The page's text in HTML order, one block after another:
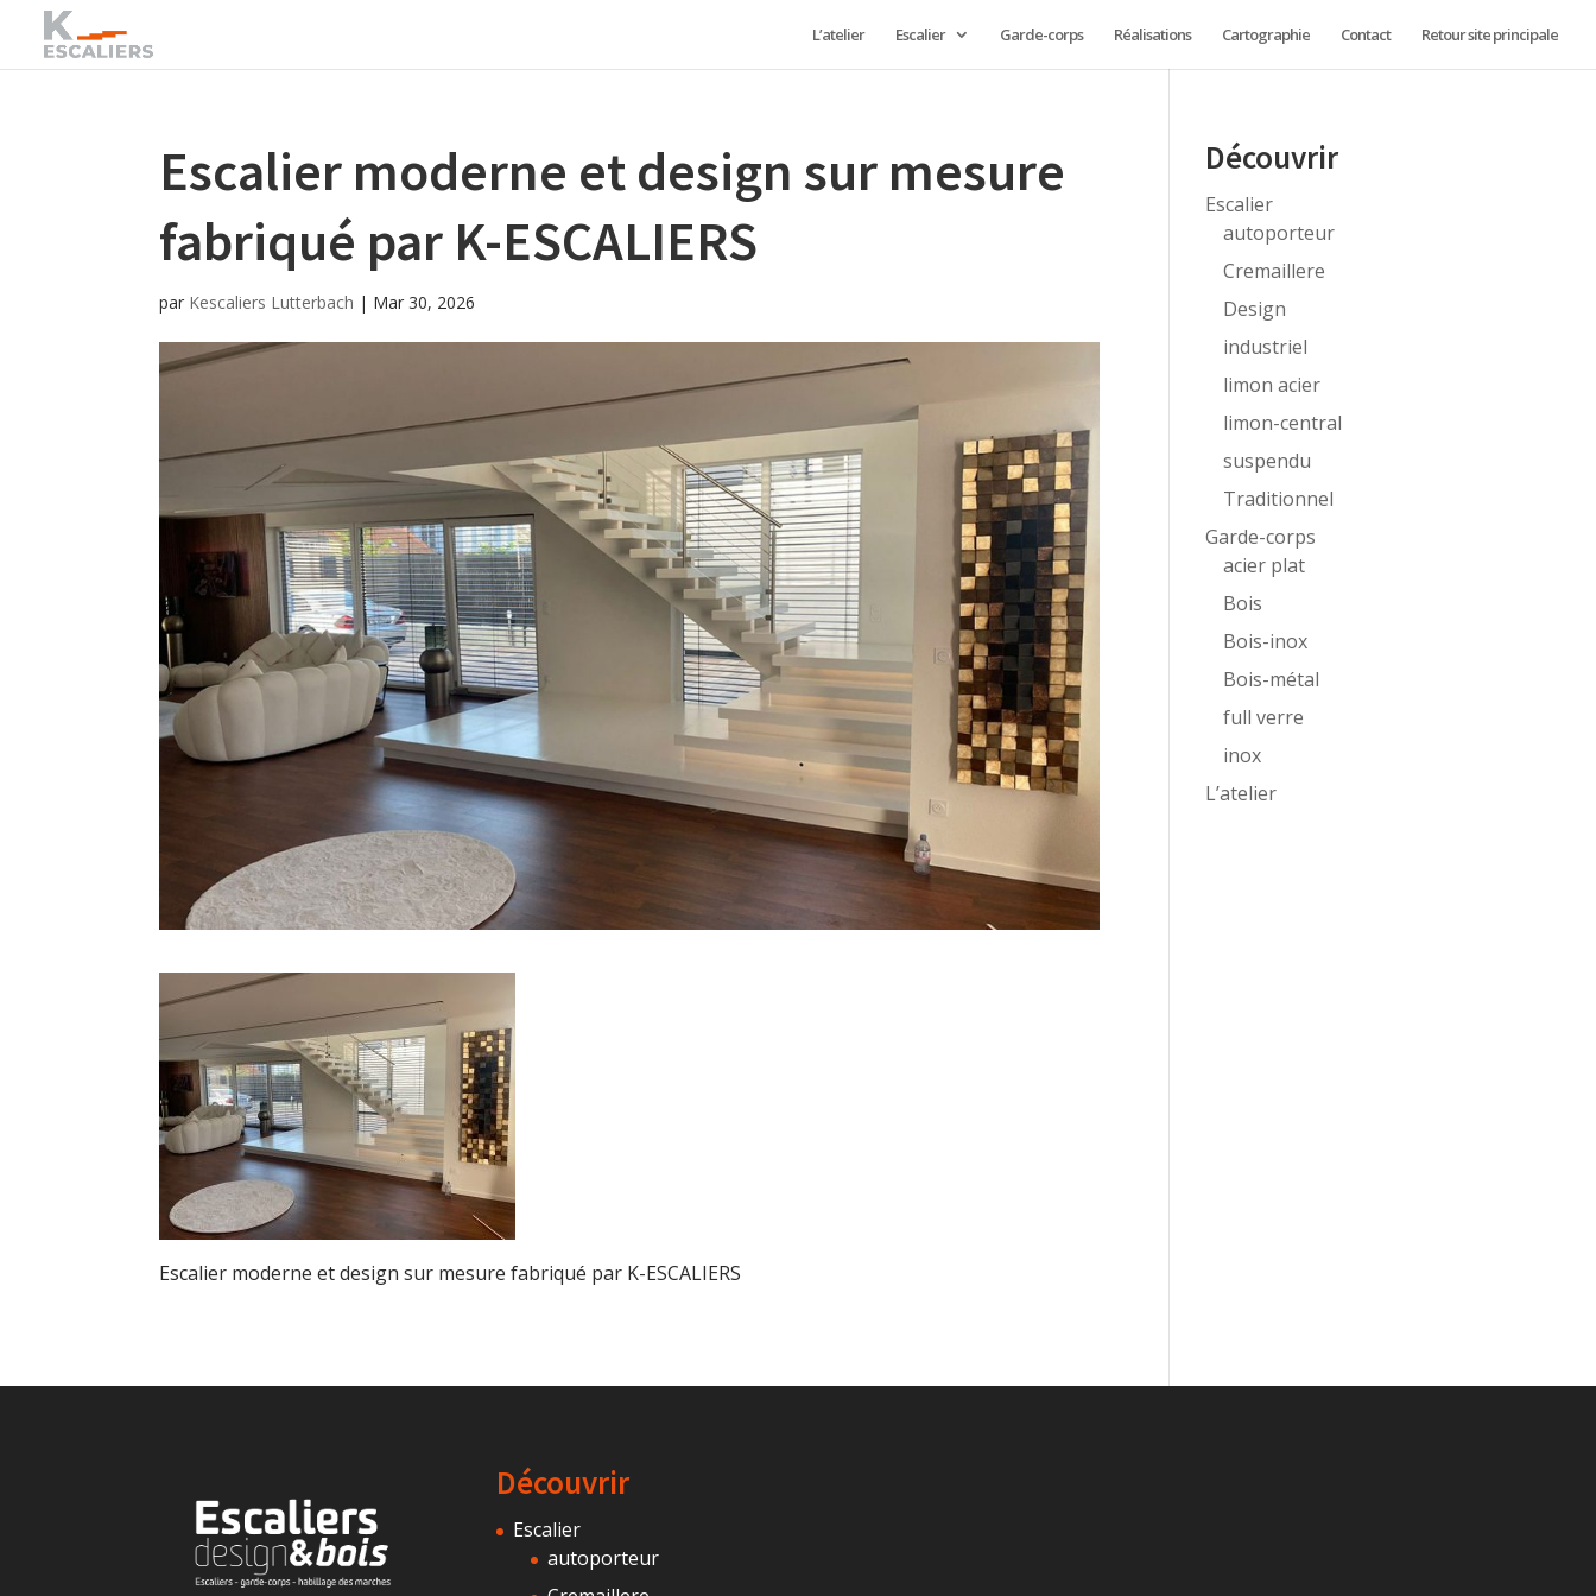
L’atelier Escalier Garde-corps Réalisations Cartographie Contact Retour site principale
Escalier moderne et design sur mesure
fabriqué par K-ESCALIERS
par Kescaliers Lutterbach | Mar 30, 2026
Escalier moderne et design sur mesure fabriqué par K-ESCALIERS
Découvrir
Escalier
autoporteur
Cremaillere
Design
industriel
limon acier
limon-central
suspendu
Traditionnel
Garde-corps
acier plat
Bois
Bois-inox
Bois-métal
full verre
inox
L’atelier
Découvrir
Escalier
autoporteur